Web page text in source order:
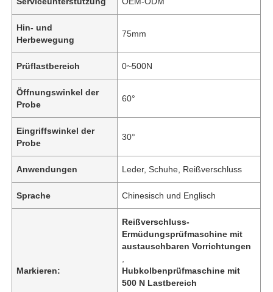
Hin- und
Herbewegung
75mm
Prüflastbereich 0~500N
Öffnungswinkel der
Probe
60°
Eingriffswinkel der
Probe
30°
Anwendungen Leder, Schuhe, Reißverschluss
Sprache Chinesisch und Englisch
Markieren:
Reißverschluss-
Ermüdungsprüfmaschine mit
austauschbaren Vorrichtungen
Hubkolbenprüfmaschine mit
500 N Lastbereich